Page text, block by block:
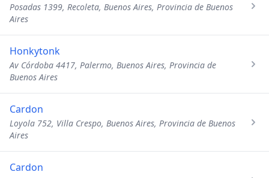
Posadas 1399, Recoleta, Buenos Aires, Provincia de Buenos
Aires
Honkytonk
Av Córdoba 4417, Palermo, Buenos Aires, Provincia de
Buenos Aires
Cardon
Loyola 752, Villa Crespo, Buenos Aires, Provincia de Buenos
Aires
Cardon